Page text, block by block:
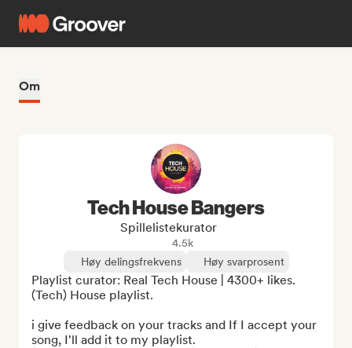
Om
Tech House Bangers
Spillelistekurator
4.5k
Høy delingsfrekvens
Høy svarprosent
Playlist curator: Real Tech House | 4300+ likes.
(Tech) House playlist.
i give feedback on your tracks and If I accept your
song, I'll add it to my playlist.